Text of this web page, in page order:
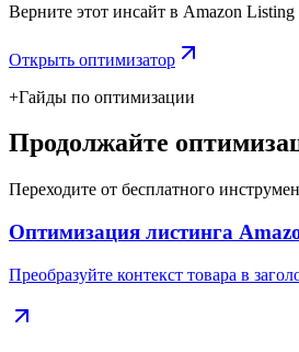
Верните этот инсайт в Amazon
Открыть оптимизатор
+Гайды по оптимизации
Продолжайте
Переходите от бесплатного
Оптимизация листинга
Преобразуйте контекст товара в